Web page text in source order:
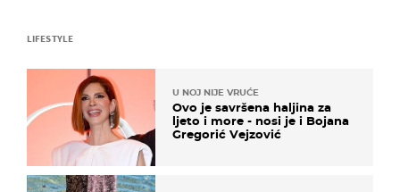
LIFESTYLE
U NOJ NIJE VRUĆE
Ovo je savršena haljina za
ljeto i more - nosi je i Bojana
Gregorić Vejzović